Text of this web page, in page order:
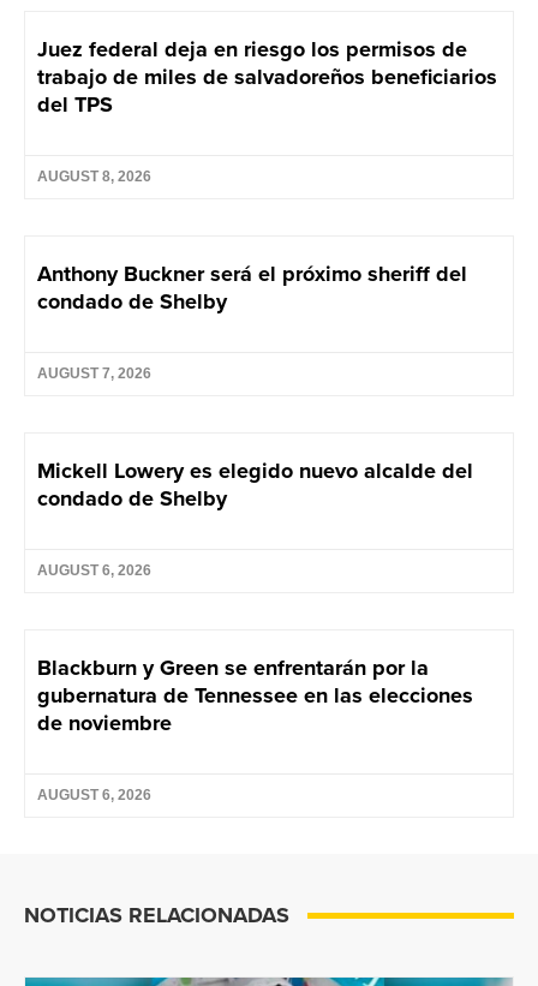
Juez federal deja en riesgo los permisos de
trabajo de miles de salvadoreños beneficiarios
del TPS
AUGUST 8, 2026
Anthony Buckner será el próximo sheriff del
condado de Shelby
AUGUST 7, 2026
Mickell Lowery es elegido nuevo alcalde del
condado de Shelby
AUGUST 6, 2026
Blackburn y Green se enfrentarán por la
gubernatura de Tennessee en las elecciones
de noviembre
AUGUST 6, 2026
NOTICIAS RELACIONADAS